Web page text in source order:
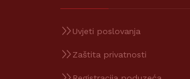
Uvjeti poslovanja
Zaštita privatnosti